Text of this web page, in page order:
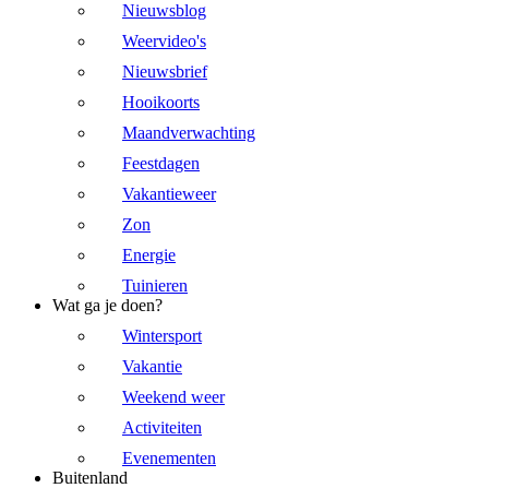
Nieuwsblog
Weervideo's
Nieuwsbrief
Hooikoorts
Maandverwachting
Feestdagen
Vakantieweer
Zon
Energie
Tuinieren
Wat ga je doen?
Wintersport
Vakantie
Weekend weer
Activiteiten
Evenementen
Buitenland